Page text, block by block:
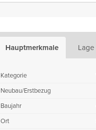
Hauptmerkmale Lage
Kategorie
Neubau/Erstbezug
Baujahr
Ort